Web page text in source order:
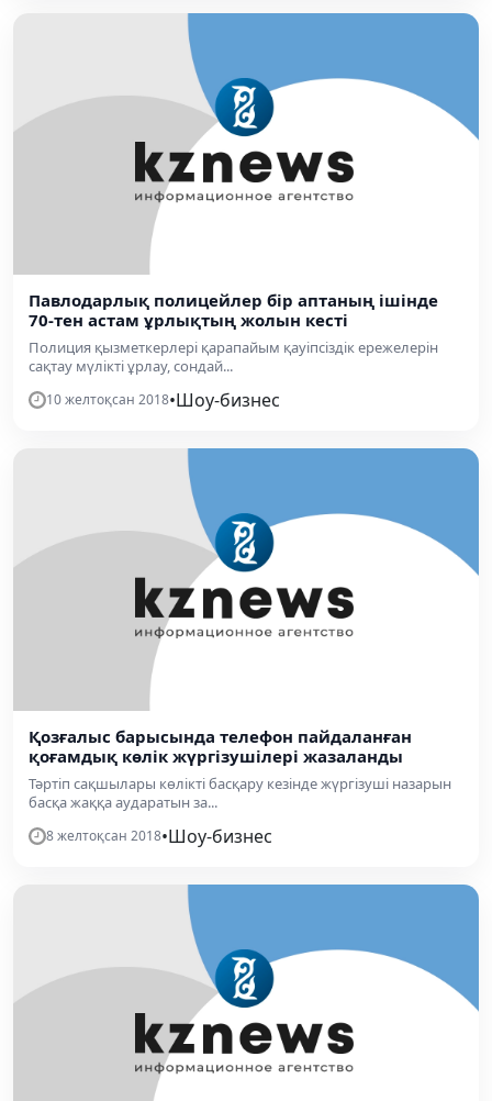
Павлодарлық полицейлер бір аптаның ішінде
70-тен астам ұрлықтың жолын кесті
Полиция қызметкерлері қарапайым қауіпсіздік ережелерін
сақтау мүлікті ұрлау, сондай...
10 желтоқсан 2018•Шоу-бизнес
Қозғалыс барысында телефон пайдаланған
қоғамдық көлік жүргізушілері жазаланды
Тәртіп сақшылары көлікті басқару кезінде жүргізуші назарын
басқа жаққа аударатын за...
8 желтоқсан 2018•Шоу-бизнес